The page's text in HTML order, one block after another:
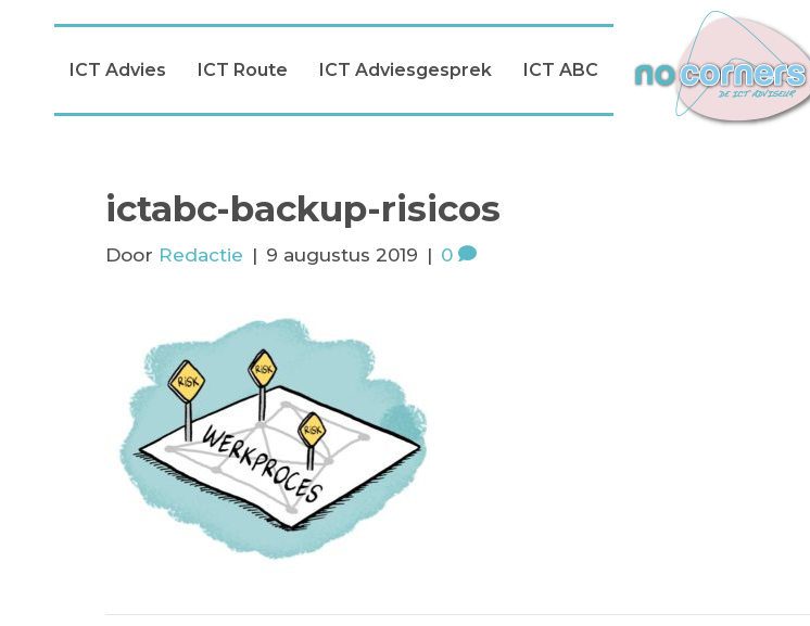
ICT Advies ICT Route ICT Adviesgesprek ICT ABC
ictabc-backup-risicos
Door Redactie | 9 augustus 2019 | 0